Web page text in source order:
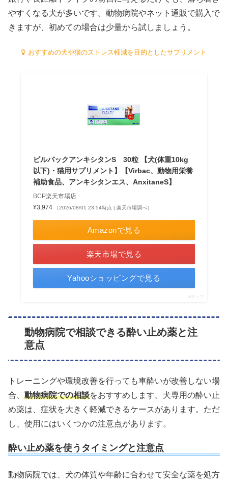
やすくなる犬が多いです。動物病院やネット通販で購入で
きますが、初めての場合は少量から試しましょう。
おすすめの犬や猫のストレス軽減を目的としたサプリメント
ビルバックアンキシタンS 30粒 【犬(体重10kg
以下)・猫用サプリメント】【Virbac、動物用栄養
補助食品、アンキシタンエス、AnxitaneS】
BCP楽天市場店
¥3,974
（2026/08/01 23:54時点 | 楽天市場調べ）
Amazonで見る
楽天市場で見る
Yahooショッピングで見る
ポチップ
動物病院で相談できる酔い止め薬と注
意点
トレーニングや環境改善を行っても車酔いが改善しない場
合、 動物病院での相談をおすすめします。犬専用の酔い止
め薬は、症状を大きく軽減できるケースがあります。ただ
し、使用にはいくつかの注意点があります。
酔い止め薬を使うタイミングと注意点
動物病院では、犬の体質や年齢に合わせて安全な薬を処方